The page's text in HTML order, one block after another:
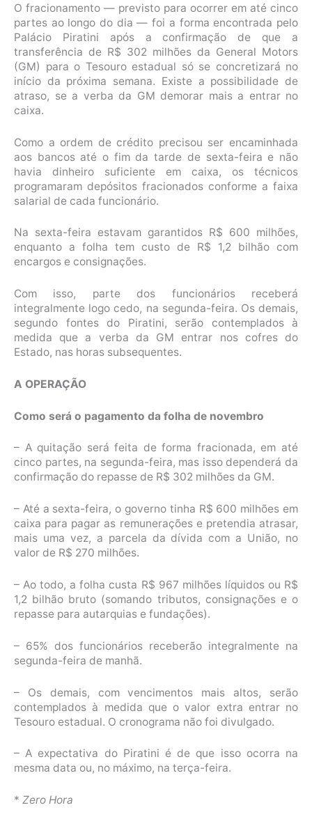
O fracionamento — previsto para ocorrer em até cinco
partes ao longo do dia — foi a forma encontrada pelo
Palácio Piratini após a confirmação de que a
transferência de R$ 302 milhões da General Motors
(GM) para o Tesouro estadual só se concretizará no
início da próxima semana. Existe a possibilidade de
atraso, se a verba da GM demorar mais a entrar no
caixa.
Como a ordem de crédito precisou ser encaminhada
aos bancos até o fim da tarde de sexta-feira e não
havia dinheiro suficiente em caixa, os técnicos
programaram depósitos fracionados conforme a faixa
salarial de cada funcionário.
Na sexta-feira estavam garantidos R$ 600 milhões,
enquanto a folha tem custo de R$ 1,2 bilhão com
encargos e consignações.
Com isso, parte dos funcionários receberá
integralmente logo cedo, na segunda-feira. Os demais,
segundo fontes do Piratini, serão contemplados à
medida que a verba da GM entrar nos cofres do
Estado, nas horas subsequentes.
A OPERAÇÃO
Como será o pagamento da folha de novembro
– A quitação será feita de forma fracionada, em até
cinco partes, na segunda-feira, mas isso dependerá da
confirmação do repasse de R$ 302 milhões da GM.
– Até a sexta-feira, o governo tinha R$ 600 milhões em
caixa para pagar as remunerações e pretendia atrasar,
mais uma vez, a parcela da dívida com a União, no
valor de R$ 270 milhões.
– Ao todo, a folha custa R$ 967 milhões líquidos ou R$
1,2 bilhão bruto (somando tributos, consignações e o
repasse para autarquias e fundações).
– 65% dos funcionários receberão integralmente na
segunda-feira de manhã.
– Os demais, com vencimentos mais altos, serão
contemplados à medida que o valor extra entrar no
Tesouro estadual. O cronograma não foi divulgado.
– A expectativa do Piratini é de que isso ocorra na
mesma data ou, no máximo, na terça-feira.
* Zero Hora